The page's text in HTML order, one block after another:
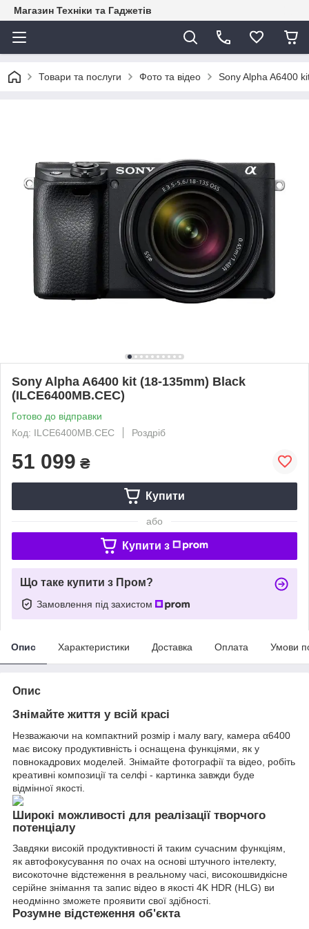
Магазин Техніки та Гаджетів
Товари та послуги Фото та відео Sony Alpha A6400
Sony Alpha A6400 kit (18-135mm) Black
(ILCE6400MB.CEC)
Готово до відправки
Код: ILCE6400MB.CEC
Роздріб
51 099 ₴
Купити
або
Купити з
Що таке купити з Пром?
Замовлення під захистом
Опис Характеристики Доставка Оплата Умови
Опис
Знімайте життя у всій красі
Незважаючи на компактний розмір і малу вагу, камера α6400
має високу продуктивність і оснащена функціями, як у
повнокадрових моделей. Знімайте фотографії та відео, робіть
креативні композиції та селфі - картинка завжди буде
відмінної якості.
Широкі можливості для реалізації творчого
потенціалу
Завдяки високій продуктивності й таким сучасним функціям,
як автофокусування по очах на основі штучного інтелекту,
високоточне відстеження в реальному часі, високошвидкісне
серійне знімання та запис відео в якості 4K HDR (HLG) ви
неодмінно зможете проявити свої здібності.
Розумне відстеження об'єкта